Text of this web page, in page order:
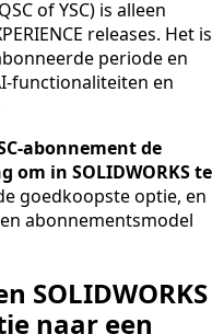
of YSC) is alleen
releases. Het is
periode en
functionaliteiten en
abonnement de
om in SOLIDWORKS te
goedkoopste optie, en
abonnementsmodel
SOLIDWORKS
naar een